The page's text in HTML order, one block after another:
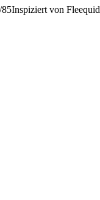
85Inspiziert von Fleequid